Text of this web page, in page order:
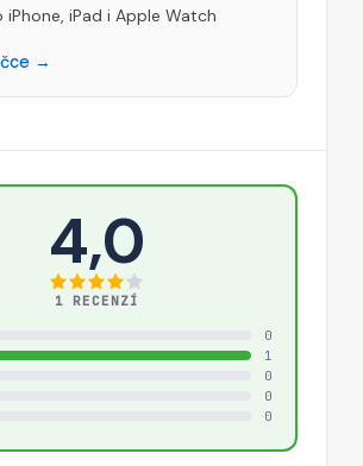
iPhone, iPad i Apple Watch
→
4,0
1 RECENZÍ
0
1
0
0
0